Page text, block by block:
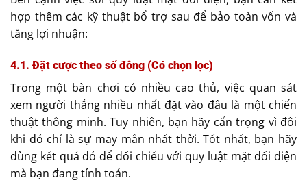
hợp thêm các kỹ thuật bổ trợ sau để bảo toàn vốn và
tăng lợi nhuận:
4.1. Đặt cược theo số đông (Có chọn lọc)
Trong một bàn chơi có nhiều cao thủ, việc quan sát
xem người thắng nhiều nhất đặt vào đâu là một chiến
thuật thông minh. Tuy nhiên, bạn hãy cẩn trọng vì đôi
khi đó chỉ là sự may mắn nhất thời. Tốt nhất, bạn hãy
dùng kết quả đó để đối chiếu với quy luật mặt đối diện
mà bạn đang tính toán.